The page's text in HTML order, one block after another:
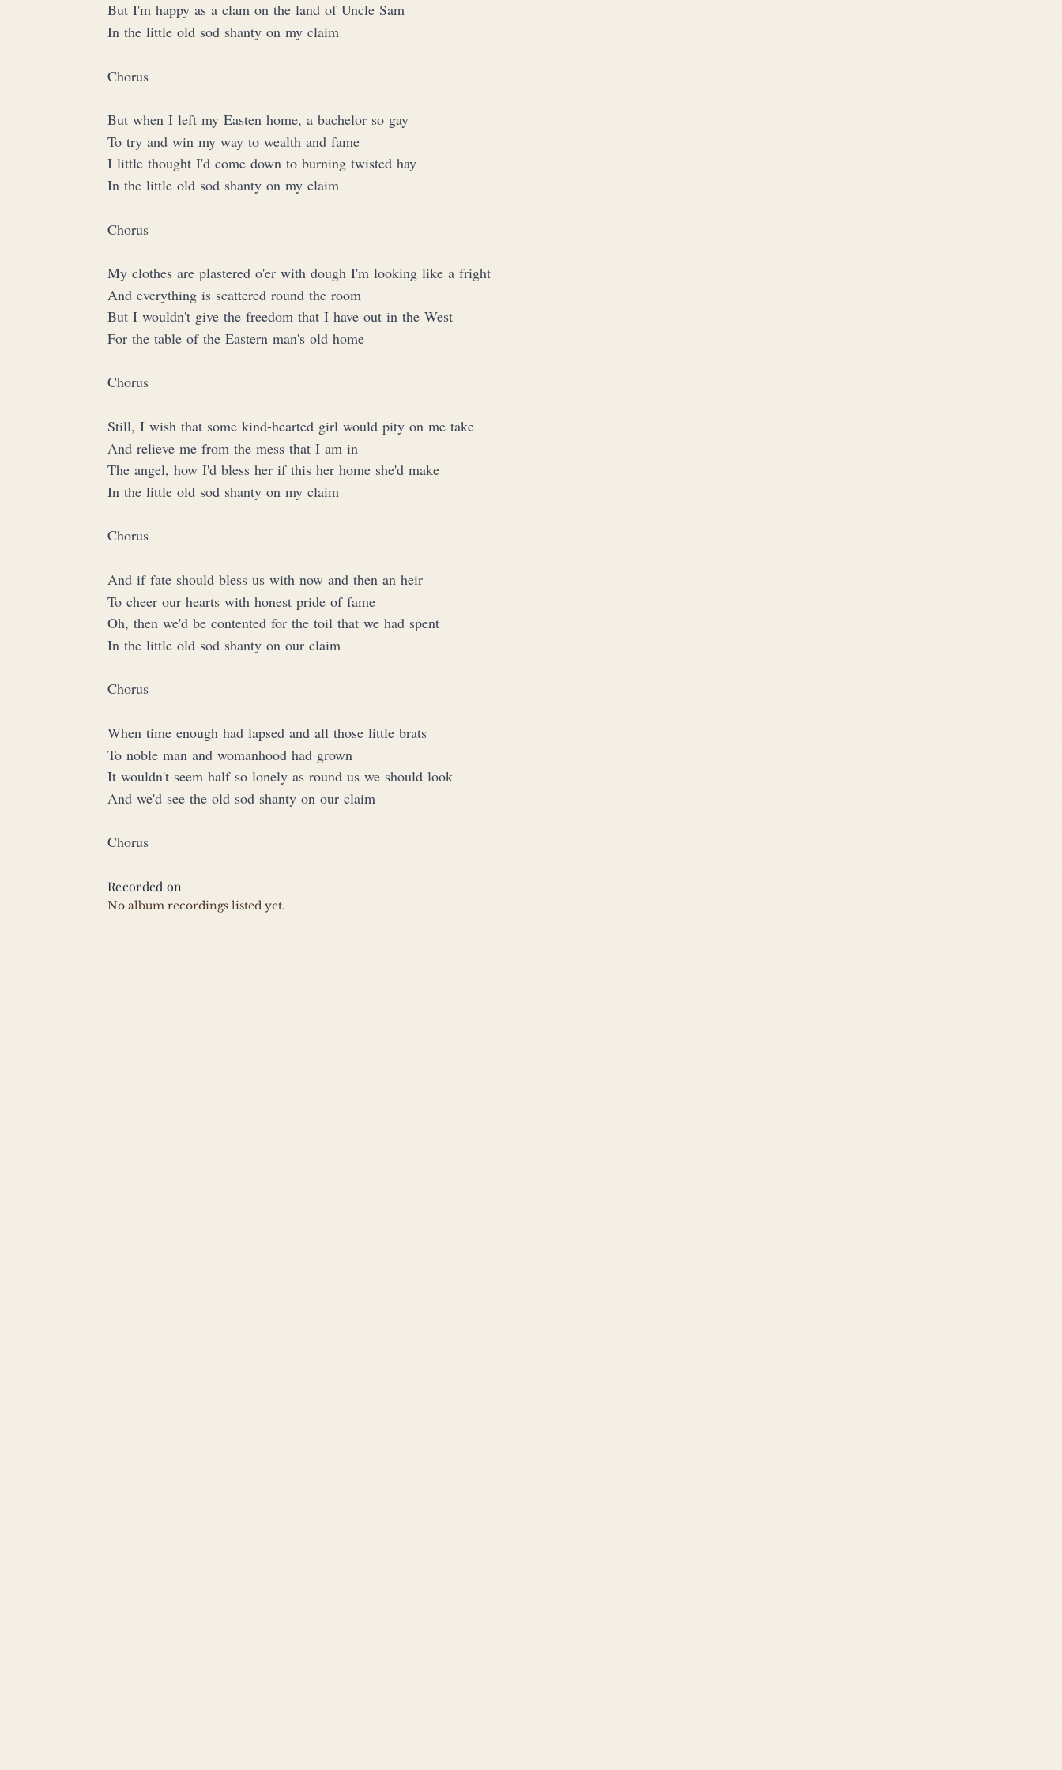
But I'm happy as a clam on the land of Uncle Sam
In the little old sod shanty on my claim
Chorus
But when I left my Easten home, a bachelor so gay
To try and win my way to wealth and fame
I little thought I'd come down to burning twisted hay
In the little old sod shanty on my claim
Chorus
My clothes are plastered o'er with dough I'm looking like a fright
And everything is scattered round the room
But I wouldn't give the freedom that I have out in the West
For the table of the Eastern man's old home
Chorus
Still, I wish that some kind-hearted girl would pity on me take
And relieve me from the mess that I am in
The angel, how I'd bless her if this her home she'd make
In the little old sod shanty on my claim
Chorus
And if fate should bless us with now and then an heir
To cheer our hearts with honest pride of fame
Oh, then we'd be contented for the toil that we had spent
In the little old sod shanty on our claim
Chorus
When time enough had lapsed and all those little brats
To noble man and womanhood had grown
It wouldn't seem half so lonely as round us we should look
And we'd see the old sod shanty on our claim
Chorus
Recorded on
No album recordings listed yet.